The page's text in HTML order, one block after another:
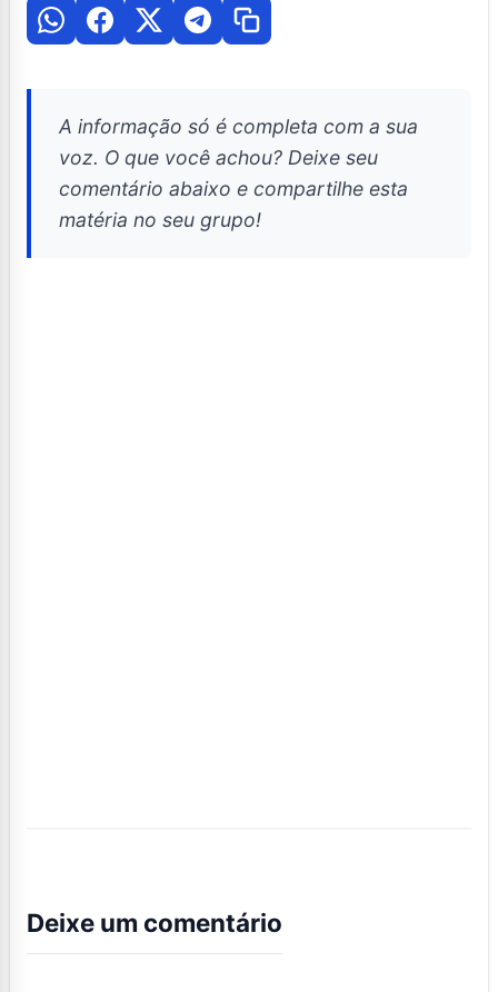
A informação só é completa com a sua
voz. O que você achou? Deixe seu
comentário abaixo e compartilhe esta
matéria no seu grupo!
Deixe um comentário